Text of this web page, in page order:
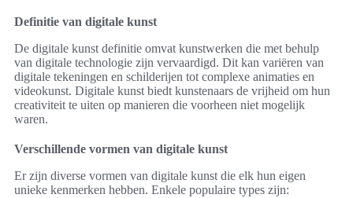
Definitie van digitale kunst
De digitale kunst definitie omvat kunstwerken die met behulp
van digitale technologie zijn vervaardigd. Dit kan variëren van
digitale tekeningen en schilderijen tot complexe animaties en
videokunst. Digitale kunst biedt kunstenaars de vrijheid om hun
creativiteit te uiten op manieren die voorheen niet mogelijk
waren.
Verschillende vormen van digitale kunst
Er zijn diverse vormen van digitale kunst die elk hun eigen
unieke kenmerken hebben. Enkele populaire types zijn: